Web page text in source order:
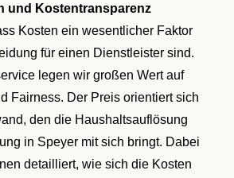
und Kostentransparenz
Kosten ein wesentlicher Faktor
für einen Dienstleister sind.
legen wir großen Wert auf
Fairness. Der Preis orientiert sich
den die Haushaltsauflösung
in Speyer mit sich bringt. Dabei
detailliert, wie sich die Kosten